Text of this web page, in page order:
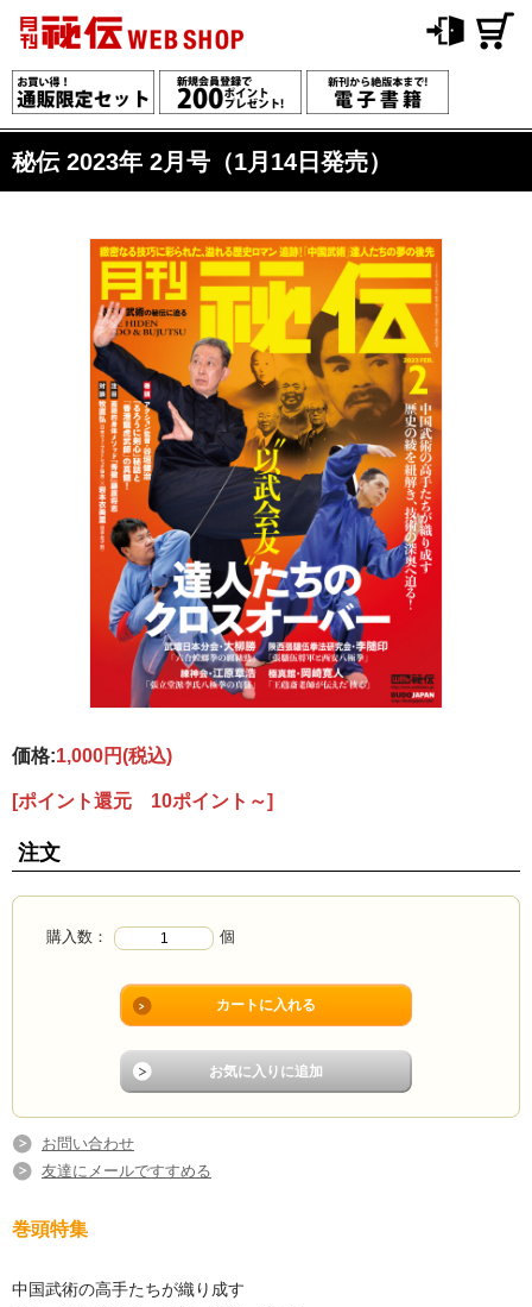
秘伝 2023年 2月号（1月14日発売）
価格:1,000円(税込)
[ポイント還元 10ポイント～]
注文
購入数： 個
お問い合わせ
友達にメールですすめる
巻頭特集
中国武術の高手たちが織り成す